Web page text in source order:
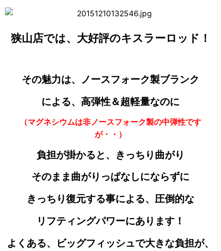
狭山店では、大好評のキスラーロッド！
その魅力は、ノースフォーク製ブランク
による、高弾性＆超軽量なのに
（マグネシウムは非ノースフォーク製の中弾性です
が・・）
負担が掛かると、きっちり曲がり
そのまま曲がりっぱなしにならずに
きっちり復元する事による、圧倒的な
リフティングパワーにあります！
よくある、ビッグフィッシュで大きな負担が、